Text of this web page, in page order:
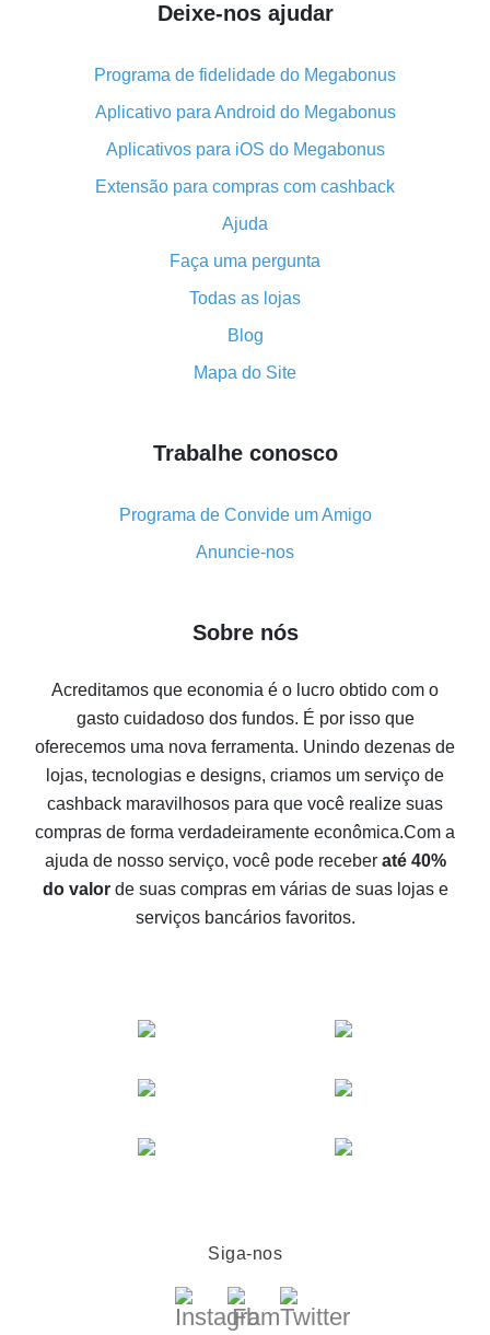
O melhor lugar para baixar o cashback do Aliexpress e
Qual o plug-in de cashback do Aliexpress e quais as
suas vantagens
Cashback do aplicativo móvel do AliExpress -
vantagens do plug-in
O cashback em dobro no Aliexpress foi cancelado!
Como usar o cashback no Aliexpress - manual
resumido
Tudo sobre como o cashback funciona no AliExpress
Código promocional do AliExpress - como ele
Como obter cashback no AliExpress - visão geral de
Cashback no AliExpress - avaliações de clientes
8% de cashback no AliExpress - poupar dinheiro de
compras
Aliexpress
Como receber cashback no Aliexpress - formas fáceis
de se obter cashback
10% de cashback no Aliexpress - o impossível é
possível
O melhor cashback no Aliexpress - como encontrá-lo
O melhor serviço de cashback para o Aliexpress -
vamos comparar ofertas
Deixe-nos ajudar
Programa de fidelidade do Megabonus
Aplicativo para Android do Megabonus
Aplicativos para iOS do Megabonus
Extensão para compras com cashback
Ajuda
Faça uma pergunta
Todas as lojas
Blog
Mapa do Site
Trabalhe conosco
Programa de Convide um Amigo
Anuncie-nos
Sobre nós
Acreditamos que economia é o lucro obtido com o
gasto cuidadoso dos fundos. É por isso que
oferecemos uma nova ferramenta. Unindo dezenas de
lojas, tecnologias e designs, criamos um serviço de
cashback maravilhosos para que você realize suas
compras de forma verdadeiramente econômica.Com a
ajuda de nosso serviço, você pode receber até 40%
do valorde suas compras em várias de suas lojas e
serviços bancários favoritos.
Siga-nos